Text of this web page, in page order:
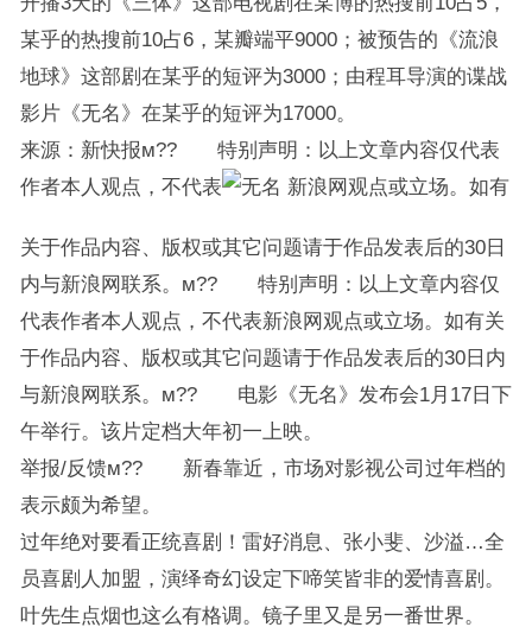
某乎的热搜前10占6，某瓣端平9000；被预告的《流浪
地球》这部剧在某乎的短评为3000；由程耳导演的谍战
影片《无名》在某乎的短评为17000。
来源：新快报м?? 特别声明：以上文章内容仅代表
作者本人观点，不代表
新浪网观点或立场。如有
关于作品内容、版权或其它问题请于作品发表后的30日
内与新浪网联系。м?? 特别声明：以上文章内容仅
代表作者本人观点，不代表新浪网观点或立场。如有关
于作品内容、版权或其它问题请于作品发表后的30日内
与新浪网联系。м?? 电影《无名》发布会1月17日下
午举行。该片定档大年初一上映。
举报/反馈м?? 新春靠近，市场对影视公司过年档的
表示颇为希望。
过年绝对要看正统喜剧！雷好消息、张小斐、沙溢…全
员喜剧人加盟，演绎奇幻设定下啼笑皆非的爱情喜剧。
叶先生点烟也这么有格调。镜子里又是另一番世界。